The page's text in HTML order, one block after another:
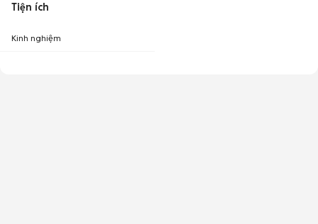
Tiện ích
Kinh nghiệm